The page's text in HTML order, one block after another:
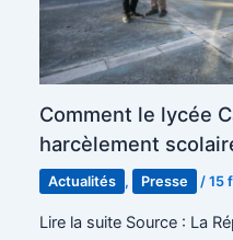
Comment le lycée
harcèlement
Actualités , Presse /15
Lire la suite Source : La